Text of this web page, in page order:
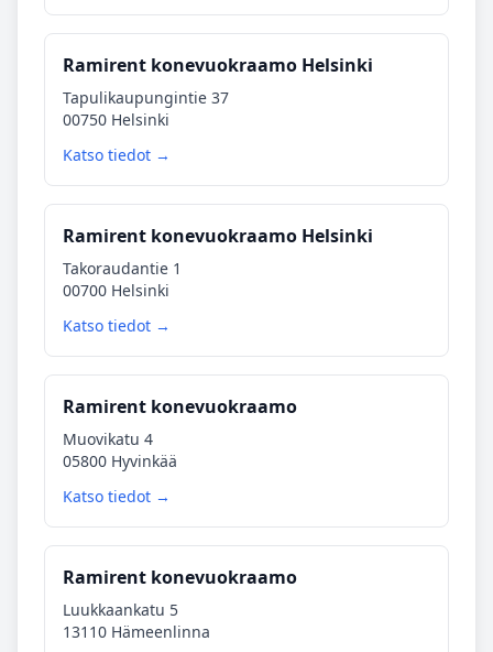
Ramirent konevuokraamo Helsinki
Tapulikaupungintie 37
00750 Helsinki
Katso tiedot →
Ramirent konevuokraamo Helsinki
Takoraudantie 1
00700 Helsinki
Katso tiedot →
Ramirent konevuokraamo
Muovikatu 4
05800 Hyvinkää
Katso tiedot →
Ramirent konevuokraamo
Luukkaankatu 5
13110 Hämeenlinna